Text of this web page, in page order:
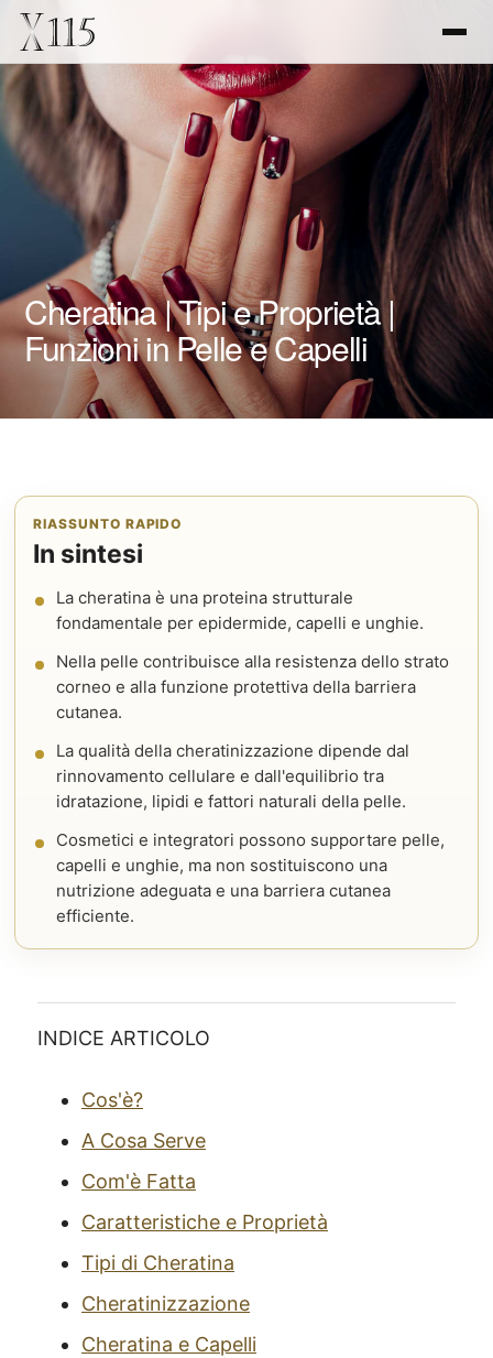
Cheratina | Tipi e Proprietà |
Funzioni in Pelle e Capelli
RIASSUNTO RAPIDO
In sintesi
La cheratina è una proteina strutturale
fondamentale per epidermide, capelli e unghie.
Nella pelle contribuisce alla resistenza dello strato
corneo e alla funzione protettiva della barriera
cutanea.
La qualità della cheratinizzazione dipende dal
rinnovamento cellulare e dall'equilibrio tra
idratazione, lipidi e fattori naturali della pelle.
Cosmetici e integratori possono supportare pelle,
capelli e unghie, ma non sostituiscono una
nutrizione adeguata e una barriera cutanea
efficiente.
INDICE ARTICOLO
Cos'è?
A Cosa Serve
Com'è Fatta
Caratteristiche e Proprietà
Tipi di Cheratina
Cheratinizzazione
Cheratina e Capelli